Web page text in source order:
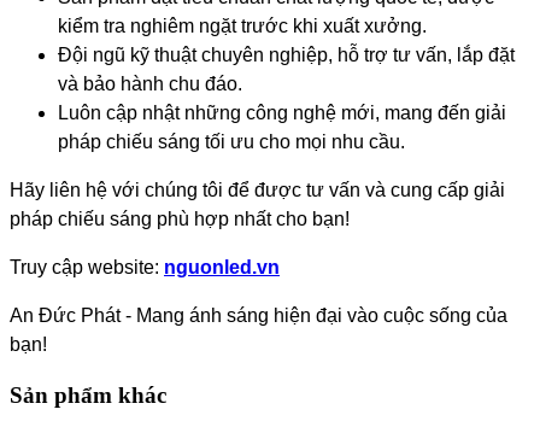
kiểm tra nghiêm ngặt trước khi xuất xưởng.
Đội ngũ kỹ thuật chuyên nghiệp, hỗ trợ tư vấn, lắp đặt
và bảo hành chu đáo.
Luôn cập nhật những công nghệ mới, mang đến giải
pháp chiếu sáng tối ưu cho mọi nhu cầu.
Hãy liên hệ với chúng tôi để được tư vấn và cung cấp giải
pháp chiếu sáng phù hợp nhất cho bạn!
Truy cập website: nguonled.vn
An Đức Phát - Mang ánh sáng hiện đại vào cuộc sống của
bạn!
Sản phẩm khác